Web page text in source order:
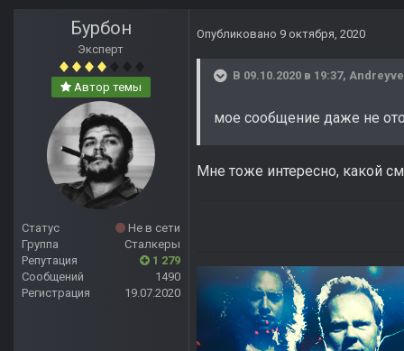
Бурбон
Эксперт
Автор темы
Статус
Не в сети
Группа
Сталкеры
Репутация
1 279
Сообщений
1490
Регистрация
19.07.2020
Опубликовано 9 октября, 2020
В 09.10.2020 в 19:37,
мое сообщение даже не
Мне тоже интересно, какой